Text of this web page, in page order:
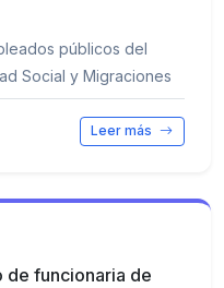
públicos del
Social y Migraciones
Leer más
de funcionaria de